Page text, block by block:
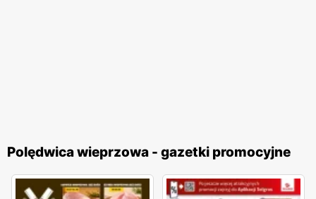
Polędwica wieprzowa - gazetki promocyjne